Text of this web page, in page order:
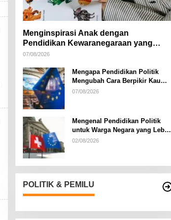
Menginspirasi Anak dengan
Pendidikan Kewaranegaraan yang
Kreatif
07/08/2026
Mengapa Pendidikan Politik
Mengubah Cara Berpikir Kaum
Muda
07/08/2026
Mengenal Pendidikan Politik
untuk Warga Negara yang Lebih
Kritis
02/08/2026
POLITIK & PEMILU